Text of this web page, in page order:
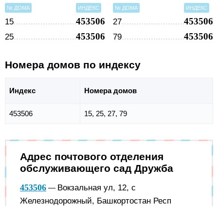
№ ДОМА ИНДЕКС
15 453506
25 453506
№ ДОМА ИНДЕКС
27 453506
79 453506
Номера домов по индексу
Индекс Номера домов
453506 15, 25, 27, 79
Адрес почтового отделения
обслуживающего сад Дружба
453506 — Вокзальная ул, 12, с
Железнодорожный, Башкортостан Респ